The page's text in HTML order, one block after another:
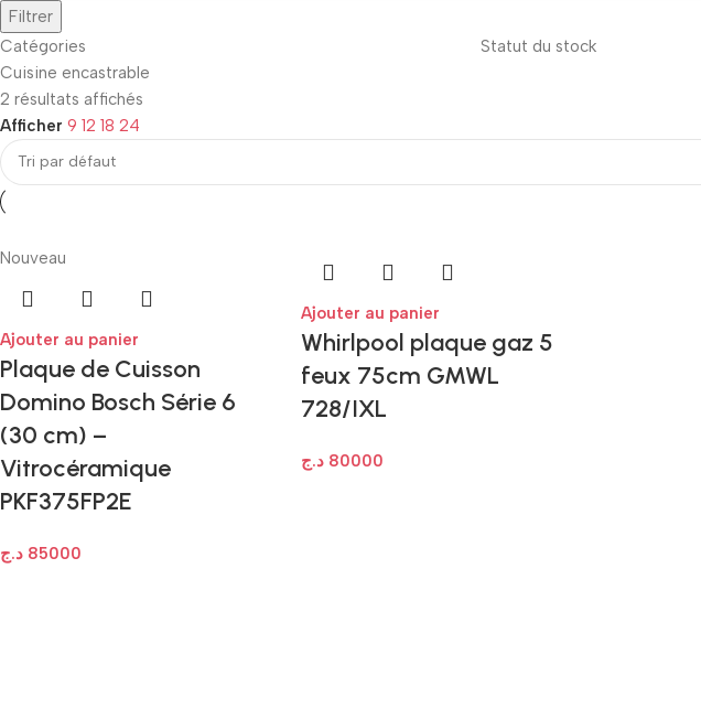
Filtrer
Catégories
Cuisine encastrable
Statut du stock
2 résultats affichés
Afficher 9 12 18 24
Nouveau
Ajouter au panier
Plaque de Cuisson
Domino Bosch Série 6
(30 cm) –
Vitrocéramique
PKF375FP2E
85000 د.ج
Ajouter au panier
Whirlpool plaque gaz 5
feux 75cm GMWL
728/IXL
80000 د.ج